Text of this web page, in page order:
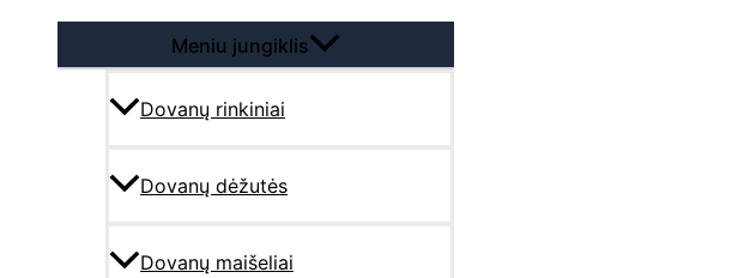
Meniu jungiklis
Dovanų rinkiniai
Dovanų dėžutės
Dovanų maišeliai